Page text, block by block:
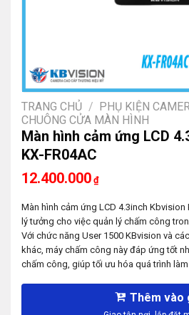
TRANG CHỦ / PHỤ KIỆN
CHUÔNG CỬA MÀN HÌNH
Màn hình cảm ứng LCD
KX-FR04AC
12.400.000 ₫
Màn hình cảm ứng LCD 4.3inch Kbvision
lý tưởng cho việc quản lý chấm công
Với chức năng User 1500 KBvision và
khác, máy chấm công này đáp ứng tốt
chấm công, giúp tối ưu hóa quá trình
Thêm vào